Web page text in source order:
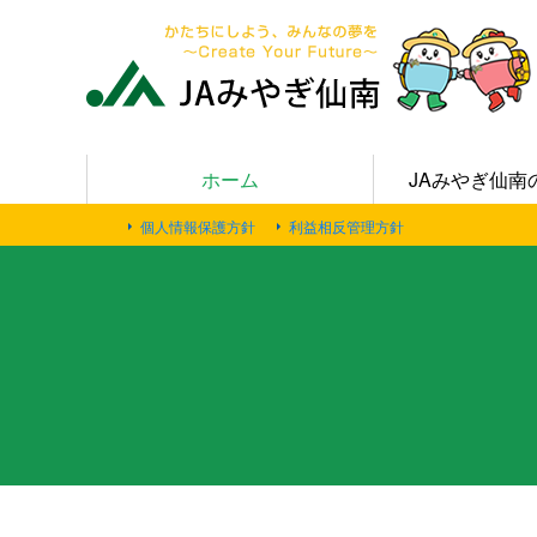
ホーム JAみやぎ仙南
個人情報保護方針 利益相反管理方針